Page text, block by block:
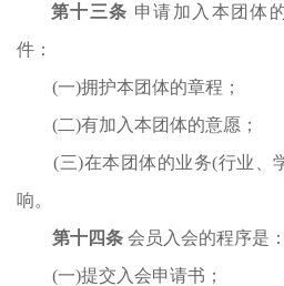
第十三条 申请加入本团体
件 ：
(一)拥护本团体的章程；
(二)有加入本团体的意愿；
(三)在本团体的业务(行业、
响。
第十四条 会员入会的程序是：
(一)提交入会申请书；